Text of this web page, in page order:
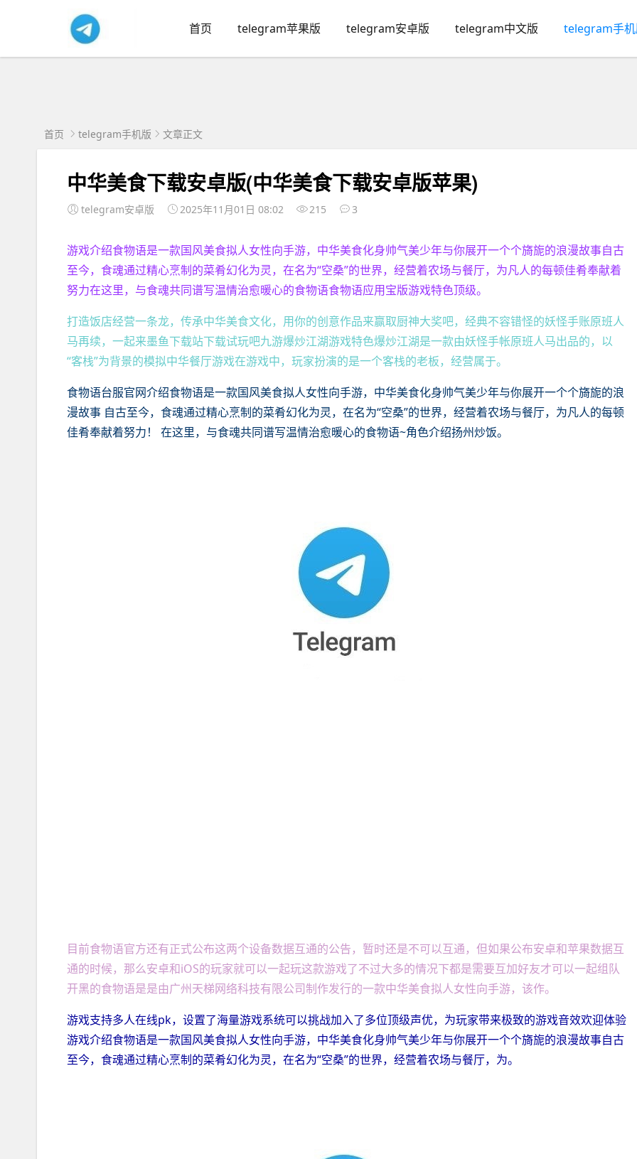
首页 telegram苹果版 telegram安卓版 telegram中文版 telegram手
首页 telegram手机版 文章正文
中华美食下载安卓版(中华美食下载安卓版苹果)
telegram安卓版 2025年11月01日 08:02 215 3
游戏介绍食物语是一款国风美食拟人女性向手游，中华美食化身帅气美少年与你展开一个个旖旎的浪漫故事自古
至今，食魂通过精心烹制的菜肴幻化为灵，在名为“空桑”的世界，经营着农场与餐厅，为凡人的每顿佳肴奉献着
努力在这里，与食魂共同谱写温情治愈暖心的食物语食物语应用宝版游戏特色顶级。
打造饭店经营一条龙，传承中华美食文化，用你的创意作品来赢取厨神大奖吧，经典不容错怪的妖怪手账原班人
马再续，一起来墨鱼下载站下载试玩吧九游爆炒江湖游戏特色爆炒江湖是一款由妖怪手帐原班人马出品的，以
“客栈”为背景的模拟中华餐厅游戏在游戏中，玩家扮演的是一个客栈的老板，经营属于。
食物语台服官网介绍食物语是一款国风美食拟人女性向手游，中华美食化身帅气美少年与你展开一个个旖旎的浪
漫故事 自古至今，食魂通过精心烹制的菜肴幻化为灵，在名为“空桑”的世界，经营着农场与餐厅，为凡人的每顿
佳肴奉献着努力！ 在这里，与食魂共同谱写温情治愈暖心的食物语~角色介绍扬州炒饭。
目前食物语官方还有正式公布这两个设备数据互通的公告，暂时还是不可以互通，但如果公布安卓和苹果数据互
通的时候，那么安卓和iOS的玩家就可以一起玩这款游戏了不过大多的情况下都是需要互加好友才可以一起组队
开黑的食物语是是由广州天梯网络科技有限公司制作发行的一款中华美食拟人女性向手游，该作。
游戏支持多人在线pk，设置了海量游戏系统可以挑战加入了多位顶级声优，为玩家带来极致的游戏音效欢迎体验
游戏介绍食物语是一款国风美食拟人女性向手游，中华美食化身帅气美少年与你展开一个个旖旎的浪漫故事自古
至今，食魂通过精心烹制的菜肴幻化为灵，在名为“空桑”的世界，经营着农场与餐厅，为。